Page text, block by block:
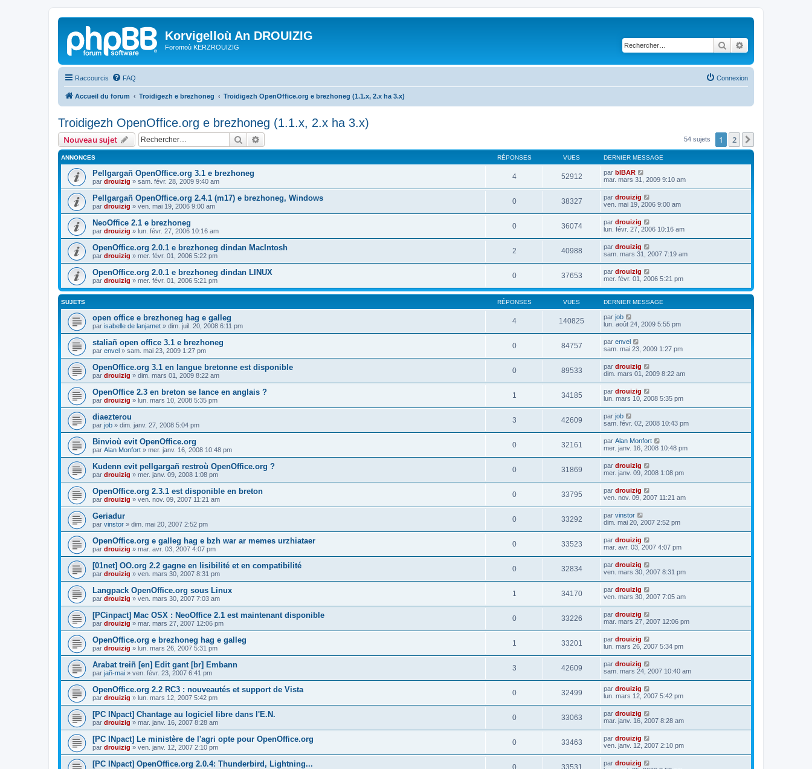
Korvigelloù An DROUIZIG
Foromoù KERZROUIZIG Rechercher
Raccourcis FAQ Connexion
Accueil du forum Troidigezh e brezhoneg Troidigezh OpenOffice.org e brezhoneg (1.1.x, 2.x ha 3.x)
Troidigezh OpenOffice.org e brezhoneg (1.1.x, 2.x ha 3.x)
Nouveau sujet Rechercher 54 sujets 1 2
ANNONCES RÉPONSES VUES DERNIER MESSAGE
Pellgargañ OpenOffice.org 3.1 e brezhoneg
par drouizig » sam. févr. 28, 2009 9:40 am
4 52912 par bIBAR
mar. mars 31, 2009 9:10 am
Pellgargañ OpenOffice.org 2.4.1 (m17) e brezhoneg, Windows
par drouizig » ven. mai 19, 2006 9:00 am
0 38327 par drouizig
ven. mai 19, 2006 9:00 am
NeoOffice 2.1 e brezhoneg
par drouizig » lun. févr. 27, 2006 10:16 am
0 36074 par drouizig
lun. févr. 27, 2006 10:16 am
OpenOffice.org 2.0.1 e brezhoneg dindan MacIntosh
par drouizig » mer. févr. 01, 2006 5:22 pm
2 40988 par drouizig
sam. mars 31, 2007 7:19 am
OpenOffice.org 2.0.1 e brezhoneg dindan LINUX
par drouizig » mer. févr. 01, 2006 5:21 pm
0 37653 par drouizig
mer. févr. 01, 2006 5:21 pm
SUJETS RÉPONSES VUES DERNIER MESSAGE
open office e brezhoneg hag e galleg
par isabelle de lanjamet » dim. juil. 20, 2008 6:11 pm
4 140825 par job
lun. août 24, 2009 5:55 pm
staliañ open office 3.1 e brezhoneg
par envel » sam. mai 23, 2009 1:27 pm
0 84757 par envel
sam. mai 23, 2009 1:27 pm
OpenOffice.org 3.1 en langue bretonne est disponible
par drouizig » dim. mars 01, 2009 8:22 am
0 89533 par drouizig
dim. mars 01, 2009 8:22 am
OpenOffice 2.3 en breton se lance en anglais ?
par drouizig » lun. mars 10, 2008 5:35 pm
1 34185 par drouizig
lun. mars 10, 2008 5:35 pm
diaezterou
par job » dim. janv. 27, 2008 5:04 pm
3 42609 par job
sam. févr. 02, 2008 10:43 pm
Binvioù evit OpenOffice.org
par Alan Monfort » mer. janv. 16, 2008 10:48 pm
0 32161 par Alan Monfort
mer. janv. 16, 2008 10:48 pm
Kudenn evit pellgargañ restroù OpenOffice.org ?
par drouizig » mer. janv. 09, 2008 1:08 pm
0 31869 par drouizig
mer. janv. 09, 2008 1:08 pm
OpenOffice.org 2.3.1 est disponible en breton
par drouizig » ven. nov. 09, 2007 11:21 am
0 33795 par drouizig
ven. nov. 09, 2007 11:21 am
Geriadur
par vinstor » dim. mai 20, 2007 2:52 pm
0 33292 par vinstor
dim. mai 20, 2007 2:52 pm
OpenOffice.org e galleg hag e bzh war ar memes urzhiataer
par drouizig » mar. avr. 03, 2007 4:07 pm
0 33523 par drouizig
mar. avr. 03, 2007 4:07 pm
[01net] OO.org 2.2 gagne en lisibilité et en compatibilité
par drouizig » ven. mars 30, 2007 8:31 pm
0 32834 par drouizig
ven. mars 30, 2007 8:31 pm
Langpack OpenOffice.org sous Linux
par drouizig » ven. mars 30, 2007 7:03 am
1 34170 par drouizig
ven. mars 30, 2007 7:05 am
[PCinpact] Mac OSX : NeoOffice 2.1 est maintenant disponible
par drouizig » mar. mars 27, 2007 12:06 pm
0 33226 par drouizig
mar. mars 27, 2007 12:06 pm
OpenOffice.org e brezhoneg hag e galleg
par drouizig » lun. mars 26, 2007 5:31 pm
1 33201 par drouizig
lun. mars 26, 2007 5:34 pm
Arabat treiñ [en] Edit gant [br] Embann
par jañ-mai » ven. févr. 23, 2007 6:41 pm
3 42609 par drouizig
sam. mars 24, 2007 10:40 am
OpenOffice.org 2.2 RC3 : nouveautés et support de Vista
par drouizig » lun. mars 12, 2007 5:42 pm
0 32499 par drouizig
lun. mars 12, 2007 5:42 pm
[PC INpact] Chantage au logiciel libre dans l'E.N.
par drouizig » mar. janv. 16, 2007 8:28 am
0 33063 par drouizig
mar. janv. 16, 2007 8:28 am
[PC INpact] Le ministère de l'agri opte pour OpenOffice.org
par drouizig » ven. janv. 12, 2007 2:10 pm
0 33463 par drouizig
ven. janv. 12, 2007 2:10 pm
[PC INpact] OpenOffice.org 2.0.4: Thunderbird, Lightning... 0 33531 par drouizig